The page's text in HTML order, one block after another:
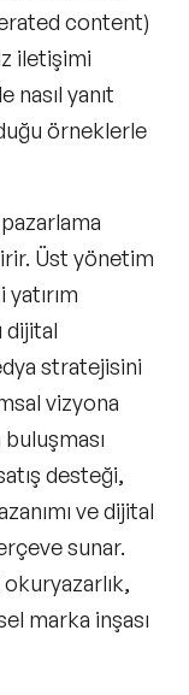
content)
iletişimi
yanıt
örneklerle
Üst yönetim
dijital
stratejisini
vizyona
desteği,
ve dijital
sunar.
marka inşası